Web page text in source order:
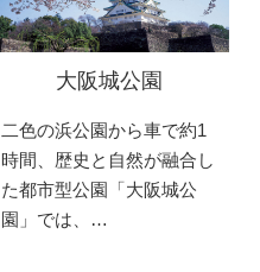
大阪城公園
二色の浜公園から車で約1
時間、歴史と自然が融合し
た都市型公園「大阪城公
園」では、…